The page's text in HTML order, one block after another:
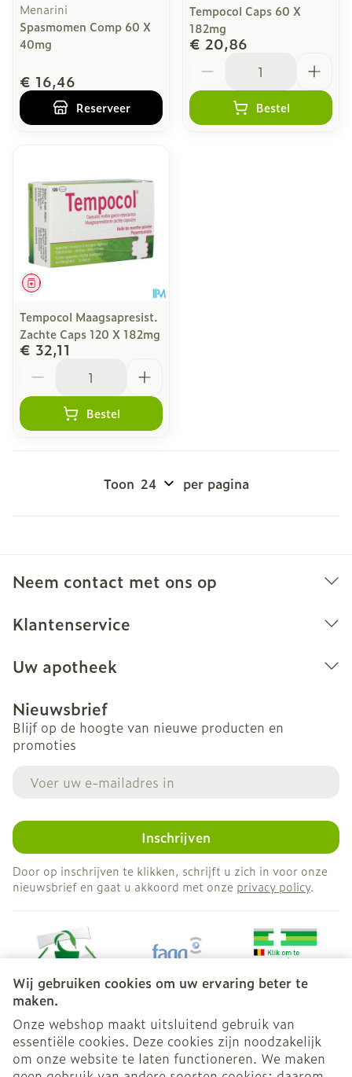
Wij gebruiken cookies om uw ervaring beter te
maken.
Onze webshop maakt uitsluitend gebruik van
essentiële cookies. Deze cookies zijn noodzakelijk
om onze website te laten functioneren. We maken
Menarini
Spasmomen Comp 60 X
40mg
€ 16,46
Reserveer
Tempocol Caps 60 X
182mg
€ 20,86
Bestel
Geneesmiddel
Tempocol Maagsapresist.
Zachte Caps 120 X 182mg
€ 32,11
Bestel
Toon per pagina
Neem contact met ons op
Klantenservice
Uw apotheek
Nieuwsbrief
Blijf op de hoogte van nieuwe producten en
promoties
Inschrijven
Door op inschrijven te klikken, schrijft u zich in voor onze
nieuwsbrief en gaat u akkoord met onze privacy policy.
Juridische links